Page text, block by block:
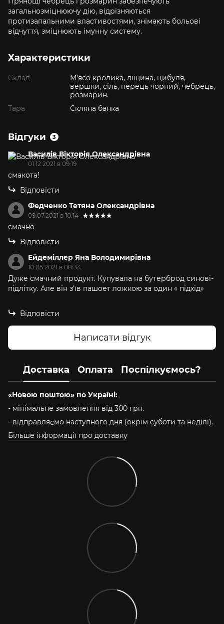
загальнозміцнюючу дію, відрізняються
протизапальними властивостями, знімають больові
відчуття, зміцнюють імунну систему.
Характеристики
Склад
М'ясо кролика, ліщина, цибуля,
вершки, сіль, перець чорний, чебрець,
розмарин.
Тара
Скляна банка
Відгуки 3
Василів Вікторія Олександрівна
01.12.2021 в 09:19
смакота!
Відповісти
Федченко Тетяна Олександрівна
09.07.2021 в 10:14
смачно
Відповісти
Ейдеміллер Яна Володимирівна
10.05.2021 в 08:34
Дуже смачний продукт. Купувала на бутерброд синові-
підлітку. Але він з‘їв пашоет ложкою за один « підхід»
Відповісти
Написати відгук
Доставка Оплата Поспілкуємось?
«Новою поштою» по Україні:
- мінімальне замовлення від 300 грн.
- відправляємо наступного дня (окрім суботи та неділі).
Більше інформації про доставку